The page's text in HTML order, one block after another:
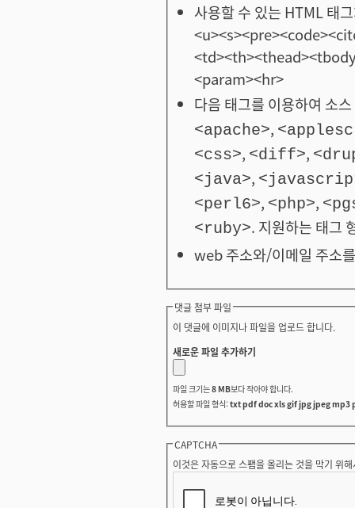
사용할 수 있는 HTML
<param><hr>
다음 태그를 이용하여 소
<apache>,
<css>, <diff>,
<java>,
<perl6>, <php>,
<ruby>. 지원하는 태그
web 주소와/이메일 주소
댓글 첨부 파일
이 댓글에 이미지나 파일을 업로드 합니다.
새로운 파일 추가하기
파일 크기는8 MB보다 작아야 합니다.
허용할 파일 형식: txt pdf doc xls gif jpg jpeg mp3
CAPTCHA
이것은 자동으로 스팸을 올리는 것을 막기 위